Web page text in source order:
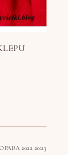
2022 20:23